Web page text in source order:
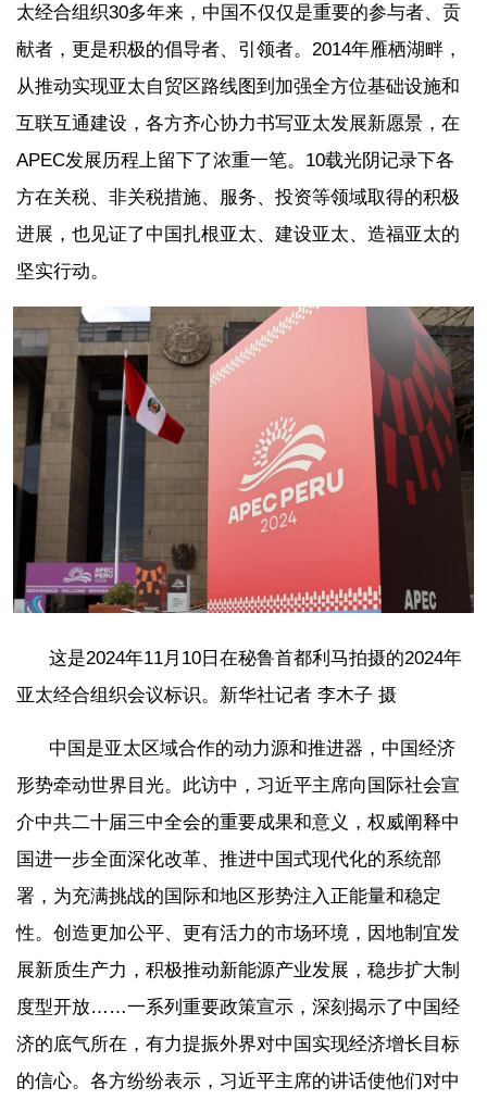
太经合组织30多年来，中国不仅仅是重要的参与者、贡
献者，更是积极的倡导者、引领者。2014年雁栖湖畔，
从推动实现亚太自贸区路线图到加强全方位基础设施和
互联互通建设，各方齐心协力书写亚太发展新愿景，在
APEC发展历程上留下了浓重一笔。10载光阴记录下各
方在关税、非关税措施、服务、投资等领域取得的积极
进展，也见证了中国扎根亚太、建设亚太、造福亚太的
坚实行动。
这是2024年11月10日在秘鲁首都利马拍摄的2024年
亚太经合组织会议标识。新华社记者 李木子 摄
中国是亚太区域合作的动力源和推进器，中国经济
形势牵动世界目光。此访中，习近平主席向国际社会宣
介中共二十届三中全会的重要成果和意义，权威阐释中
国进一步全面深化改革、推进中国式现代化的系统部
署，为充满挑战的国际和地区形势注入正能量和稳定
性。创造更加公平、更有活力的市场环境，因地制宜发
展新质生产力，积极推动新能源产业发展，稳步扩大制
度型开放……一系列重要政策宣示，深刻揭示了中国经
济的底气所在，有力提振外界对中国实现经济增长目标
的信心。各方纷纷表示，习近平主席的讲话使他们对中